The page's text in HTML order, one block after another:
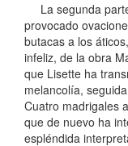
La segunda
provocado
butacas a los
infeliz, de la obra
que Lisette ha
melancolía,
Cuatro madrigales
que de nuevo ha
espléndida